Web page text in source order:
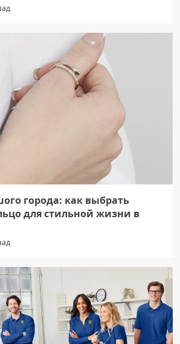
города: как выбрать
для стильной жизни в